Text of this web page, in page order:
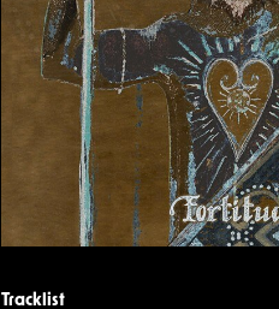
Tracklist